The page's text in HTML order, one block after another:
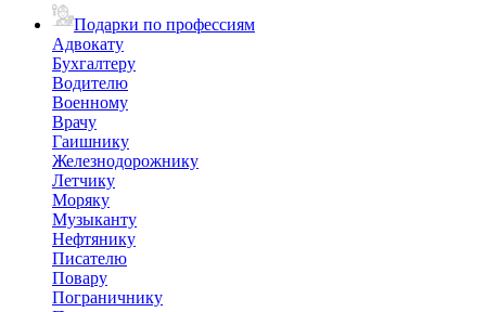
Подарки по профессиям
Адвокату
Бухгалтеру
Водителю
Военному
Врачу
Гаишнику
Железнодорожнику
Летчику
Моряку
Музыканту
Нефтянику
Писателю
Повару
Пограничнику